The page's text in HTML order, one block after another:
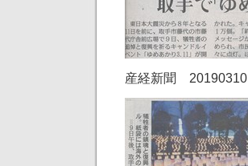
産経新聞 20190310